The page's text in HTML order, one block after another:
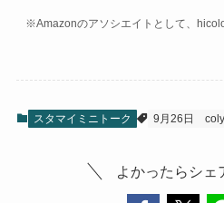
※Amazonのアソシエイトとして、
スタマイミニトーク 9月26日 coly
よかったらシェ